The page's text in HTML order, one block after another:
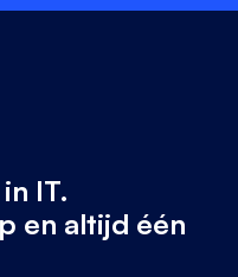
IT.
en altijd één